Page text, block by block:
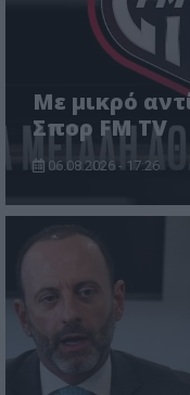
Με μικρό
Σπορ FM TV
06.08.2026 - 17:26